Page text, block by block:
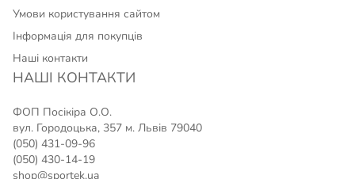
Умови користування сайтом
Інформація для покупців
Наші контакти
НАШІ КОНТАКТИ
ФОП Посікіра О.О.
вул. Городоцька, 357 м. Львів 79040
(050) 431-09-96
(050) 430-14-19
shop@sportek.ua